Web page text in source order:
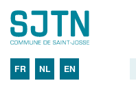
FR NL EN